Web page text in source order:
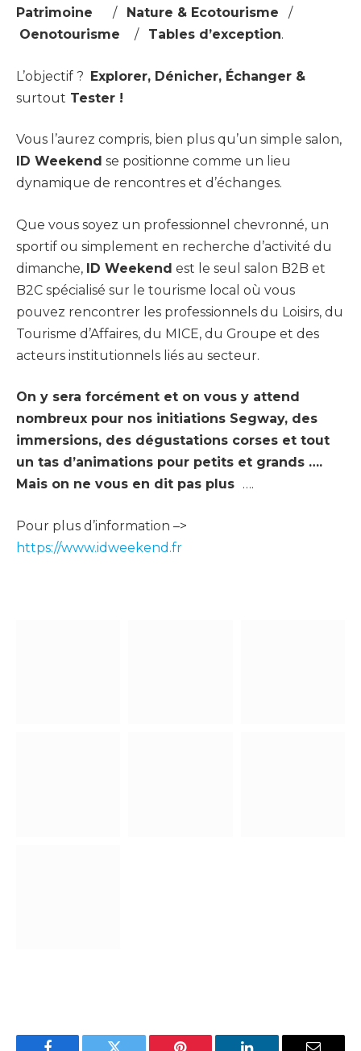
Patrimoine
/ Nature & Ecotourisme /
Oenotourisme
/ Tables d’exception.
L’objectif ? Explorer, Dénicher, Échanger &
surtout Tester !
Vous l’aurez compris, bien plus qu’un simple salon,
ID Weekend se positionne comme un lieu
dynamique de rencontres et d’échanges.
Que vous soyez un professionnel chevronné, un
sportif ou simplement en recherche d’activité du
dimanche, ID Weekend est le seul salon B2B et
B2C spécialisé sur le tourisme local où vous
pouvez rencontrer les professionnels du Loisirs, du
Tourisme d’Affaires, du MICE, du Groupe et des
acteurs institutionnels liés au secteur.
On y sera forcément et on vous y attend
nombreux pour nos initiations Segway, des
immersions, des dégustations corses et tout
un tas d’animations pour petits et grands ….
Mais on ne vous en dit pas plus ….
Pour plus d’information –>
https://www.idweekend.fr